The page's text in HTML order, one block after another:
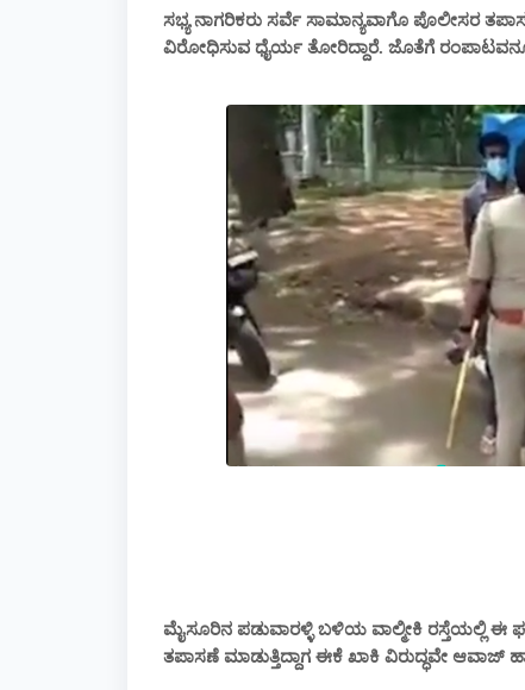
ಸಭ್ಯ ನಾಗರಿಕರು ಸರ್ವೆ ಸಾಮಾನ್ಯವಾಗೊ ಪೊಲೀಸರ
ವಿರೋಧಿಸುವ ಧೈರ್ಯ ತೋರಿದ್ದಾರೆ. ಜೊತೆಗೆ
ಮೈಸೂರಿನ ಪಡುವಾರಳ್ಳಿ ಬಳಿಯ ವಾಲ್ಮೀಕಿ ರಸ್ತೆಯಲ್ಲಿ
ತಪಾಸಣೆ ಮಾಡುತ್ತಿದ್ದಾಗ ಈಕೆ ಖಾಕಿ ವಿರುದ್ಧವೇ ಆವಾಜ್